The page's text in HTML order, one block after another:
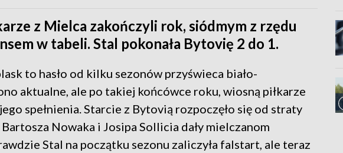
z Mielca zakończyli rok, siódmym z rzędu
w tabeli. Stal pokonała Bytovię 2 do 1.
to hasło od kilku sezonów przyświeca biało-
aktualne, ale po takiej końcówce roku, wiosną piłkarze
spełnienia. Starcie z Bytovią rozpoczęło się od straty
Nowaka i Josipa Sollicia dały mielczanom
Stal na początku sezonu zaliczyła falstart, ale teraz